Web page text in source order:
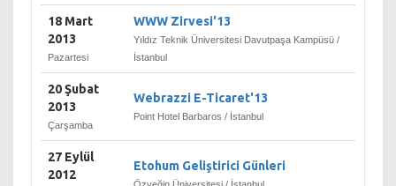
alan Pozitron, sektörün
büyük oyuncuları
BlackBerry, Sun
sahiptir.
18 Mart
2013
Pazartesi
WWW Zirvesi'13
Yıldız Teknik Üniversitesi Davutpaşa Kampüsü /
İstanbul
20 Şubat
2013
Çarşamba
Webrazzi E-Ticaret'13
Point Hotel Barbaros / İstanbul
27 Eylül
2012
Etohum Geliştirici Günleri